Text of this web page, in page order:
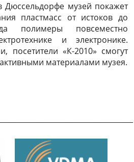
Дюссельдорфе музей покажет
пластмасс от истоков до
полимеры повсеместно
и электронике.
посетители «К-2010» смогут
материалами музея.